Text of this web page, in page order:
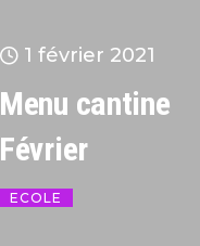
1 février 2021
Menu cantine
Février
ECOLE